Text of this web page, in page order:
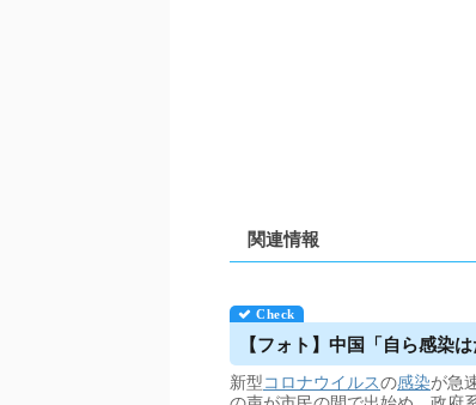
関連情報
【フォト】中国「自ら感染
新型コロナウイルスの感染が急